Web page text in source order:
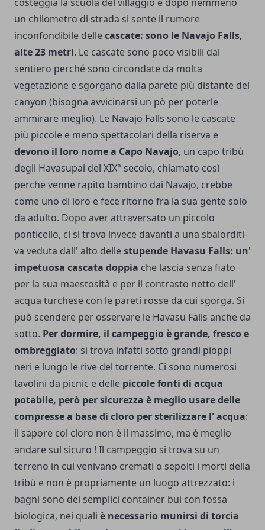
un chi­lometro di strada si sente il rumore
inconfondibile dellecascate: sono le Navajo Falls,
alte 23 metri. Le cascate sono poco visibili dal
sentiero perché sono circondate da molta
vegetazione e sgorgano dal­la parete più distante del
canyon (bisogna avvicinarsi un pò per poterle
ammirare meglio). Le Navajo Falls sono le cascate
più piccole e meno spettacolari della riserva e
devono il loro nome a Capo Navajo, un capo tribù
degli Havasupai del XIX° secolo, chiamato così
perche venne rapito bambino dai Navajo, crebbe
come uno di loro e fece ritorno fra la sua gente solo
da adulto. Dopo aver attraversato un piccolo
ponticello, ci si trova invece davanti a una sbalorditi­
va veduta dall' alto dellestupende Havasu Falls: un'
impe­tuosa cascata doppia che lascia senza fiato
per la sua ma­estosità e per il contrasto netto dell'
acqua turchese con le pareti rosse da cui sgorga. Si
può scendere per osservare le Havasu Falls an­che da
sotto. Per dormire, il campeggio è grande, fresco e
ombreggiato: si trova infatti sotto grandi pioppi
neri e lungo le rive del torrente. Ci sono numerosi
tavolini da picnic e delle pic­cole fonti di acqua
potabile, però per sicurezza è meglio usare delle
compres­se a base di cloro per sterilizzare l' acqua:
il sapore col cloro non è il massimo, ma è meglio
andare sul sicuro ! Il campeggio si trova su un
terreno in cui venivano cremati o sepolti i morti della
tribù e non è propria­mente un luogo attrezzato: i
bagni sono dei semplici container bui con fossa
biologica, nei quali è ne­cessario munirsi di torcia